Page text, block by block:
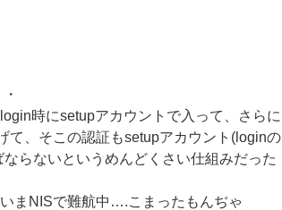
時にsetupアカウントで入って、さらに
て、そこの認証もsetupアカウント(loginの
らないというめんどくさい仕組みだった
まNISで難航中….こまったもんぢゃ